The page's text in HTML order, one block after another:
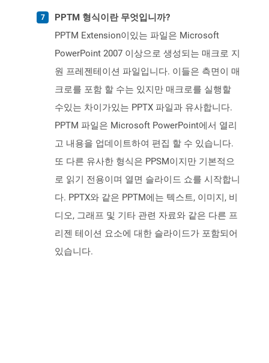
PPTM 형식이란 무엇입니까?
PPTM Extension이있는 파일은 Microsoft
PowerPoint 2007 이상으로 생성되는 매크로 지
원 프레젠테이션 파일입니다. 이들은 측면이 매
크로를 포함 할 수는 있지만 매크로를 실행할
수있는 차이가있는 PPTX 파일과 유사합니다.
PPTM 파일은 Microsoft PowerPoint에서 열리
고 내용을 업데이트하여 편집 할 수 있습니다.
또 다른 유사한 형식은 PPSM이지만 기본적으
로 읽기 전용이며 열면 슬라이드 쇼를 시작합니
다. PPTX와 같은 PPTM에는 텍스트, 이미지, 비
디오, 그래프 및 기타 관련 자료와 같은 다른 프
리젠 테이션 요소에 대한 슬라이드가 포함되어
있습니다.